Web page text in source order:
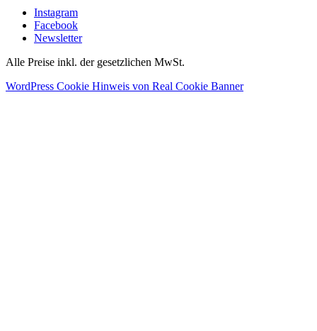
Instagram
Facebook
Newsletter
Alle Preise inkl. der gesetzlichen MwSt.
WordPress Cookie Hinweis von Real Cookie Banner